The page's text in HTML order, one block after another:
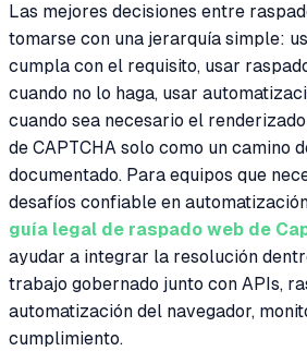
Las mejores decisiones entre
tomarse con una jerarquía simple:
cumpla con el requisito, usar
cuando no lo haga, usar
cuando sea necesario el
de CAPTCHA solo como un camino
documentado. Para equipos que
desafíos confiable en
guía legal de raspado web de
ayudar a integrar la resolución
trabajo gobernado junto con APIs,
automatización del navegador,
cumplimiento.